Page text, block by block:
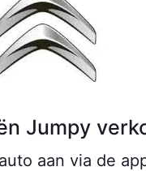
Jumpy
aan via de